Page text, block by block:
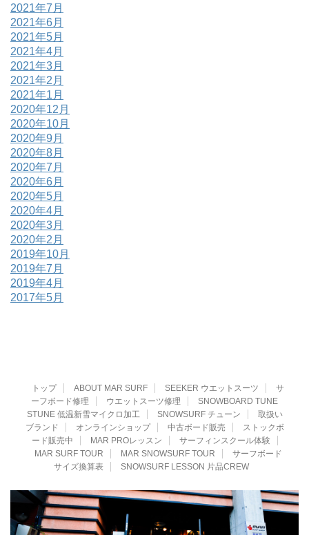
2021年7月
2021年6月
2021年5月
2021年4月
2021年3月
2021年2月
2021年1月
2020年12月
2020年10月
2020年9月
2020年8月
2020年7月
2020年6月
2020年5月
2020年4月
2020年3月
2020年2月
2019年10月
2019年7月
2019年4月
2017年5月
トップ ABOUT MAR SURF SEEKER ウエットスーツ
サ
ーフボード修理
ウエットスーツ修理
SNOWBOARD TUNE
STUNE 低温新雪マイクロ加工
SNOWSURF チューン
取扱い
ブランド
オンラインショップ 中古ボード販売
ストックボ
ード販売中
MAR PROレッスン
サーフィンスクール体験
MAR SURF TOUR
MAR SNOWSURF TOUR
サーフボード
サイズ換算表
SNOWSURF LESSON 片品CREW